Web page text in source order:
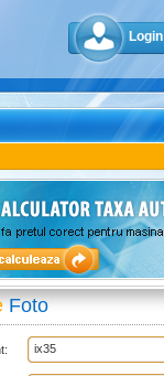
Login
Foto